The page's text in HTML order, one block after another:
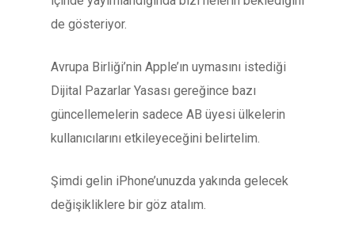
de gösteriyor.
Avrupa Birliği’nin Apple’ın uymasını istediği
Dijital Pazarlar Yasası gereğince bazı
güncellemelerin sadece AB üyesi ülkelerin
kullanıcılarını etkileyeceğini belirtelim.
Şimdi gelin iPhone’unuzda yakında gelecek
değişikliklere bir göz atalım.